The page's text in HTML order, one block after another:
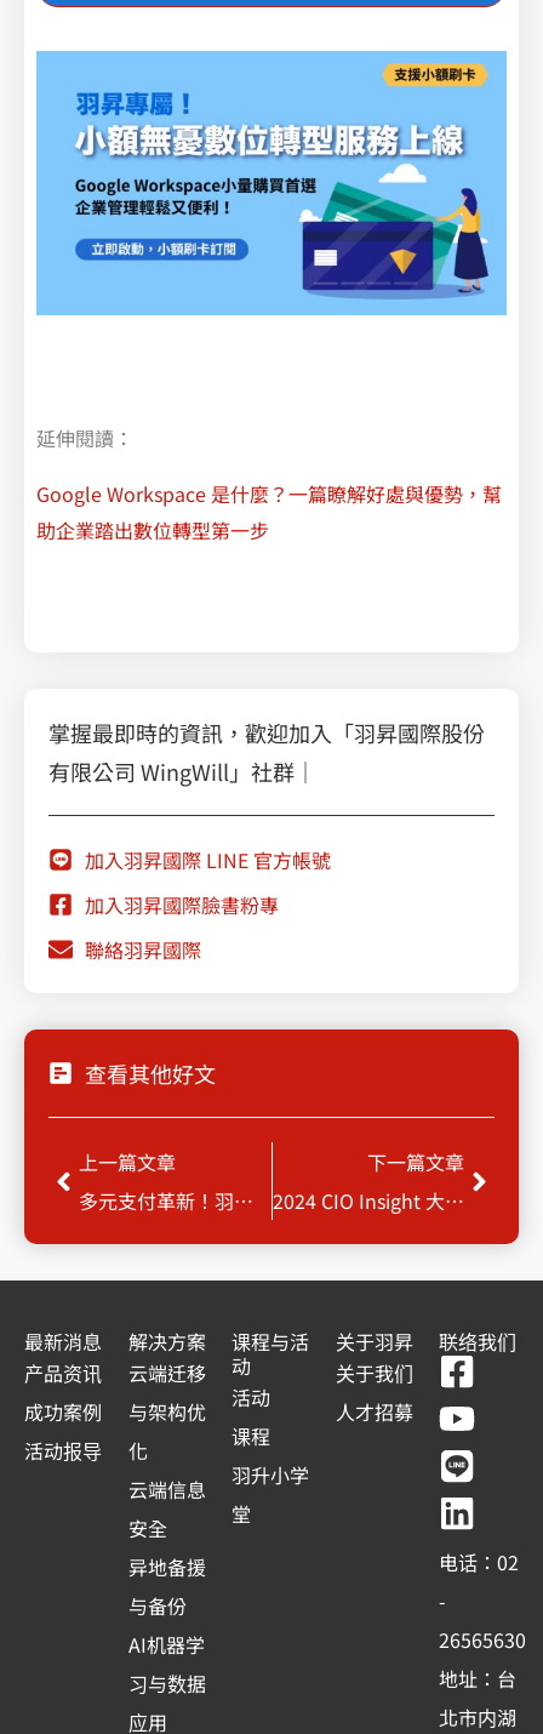
延伸閱讀：
Google Workspace 是什麼？一篇瞭解好處與優勢，幫
助企業踏出數位轉型第一步
掌握最即時的資訊，歡迎加入「羽昇國際股份
有限公司 WingWill」社群｜
加入羽昇國際 LINE 官方帳號
加入羽昇國際臉書粉專
聯絡羽昇國際
查看其他好文
Prev
上一篇文章
多元支付革新！羽昇國際攜手英特拉金融科技開啟轉型之旅！
下一篇文章
2024 CIO Insight 大調查報告下載
Next
最新消息
产品资讯
成功案例
活动报导
解决方案
云端迁移
与架构优
化
云端信息
安全
异地备援
与备份
AI机器学
习与数据
应用
课程与活
动
活动
课程
羽升小学
堂
关于羽昇
关于我们
人才招募
联络我们
F
a
c
e
b
o
o
k
-
s
Y
o
u
t
u
b
e
L
i
n
e
L
i
n
k
e
d
i
n
电话：02
-
26565630
地址：台
北市内湖